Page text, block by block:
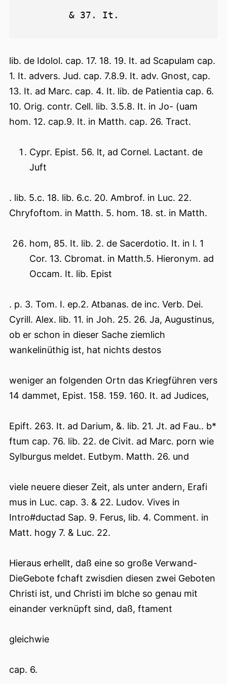
lib. de Idolol. cap. 17. 18. 19. It. ad Scapulam cap.
1. It. advers. Jud. cap. 7.8.9. It. adv. Gnost, cap.
13. It. ad Marc. cap. 4. It. lib. de Patientia cap. 6.
10. Orig. contr. Cell. lib. 3.5.8. It. in Jo- (uam
hom. 12. cap.9. It. in Matth. cap. 26. Tract.
Cypr. Epist. 56. lt, ad Cornel. Lactant. de
Juft
. lib. 5.c. 18. lib. 6.c. 20. Ambrof. in Luc. 22.
Chryfoftom. in Matth. 5. hom. 18. st. in Matth.
hom, 85. It. lib. 2. de Sacerdotio. It. in l. 1
Cor. 13. Cbromat. in Matth.5. Hieronym. ad
Occam. It. lib. Epist
. p. 3. Tom. I. ep.2. Atbanas. de inc. Verb. Dei.
Cyrill. Alex. lib. 11. in Joh. 25. 26. Ja, Augustinus,
ob er schon in dieser Sache ziemlich
wankelinüthig ist, hat nichts destos
weniger an folgenden Ortn das Kriegführen vers
14 dammet, Epist. 158. 159. 160. It. ad Judices,
Epift. 263. It. ad Darium, &. lib. 21. Jt. ad Fau.. b*
ftum cap. 76. lib. 22. de Civit. ad Marc. porn wie
Sylburgus meldet. Eutbym. Matth. 26. und
viele neuere dieser Zeit, als unter andern, Erafi
mus in Luc. cap. 3. & 22. Ludov. Vives in
Intro#ductad Sap. 9. Ferus, lib. 4. Comment. in
Matt. hogy 7. & Luc. 22.
Hieraus erhellt, daß eine so große Verwand-
DieGebote fchaft zwisdien diesen zwei Geboten
Christi ist, und Christi im blche so genau mit
einander verknüpft sind, daß, ftament
gleichwie
cap. 6.